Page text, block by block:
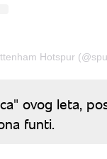
Hotspur
ovog leta,
funti.